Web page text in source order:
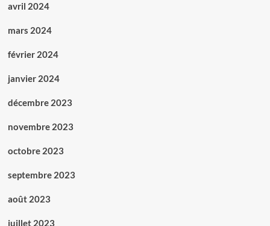
avril 2024
mars 2024
février 2024
janvier 2024
décembre 2023
novembre 2023
octobre 2023
septembre 2023
août 2023
juillet 2023